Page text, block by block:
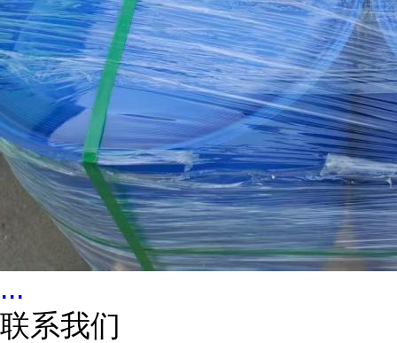
...
联系我们